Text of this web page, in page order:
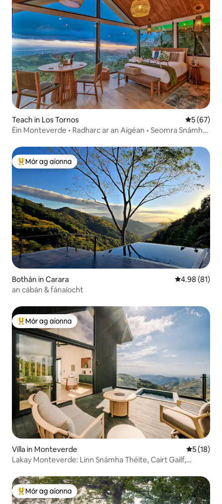
Teach in Los Tornos
5 (67)
Éin Monteverde • Radharc ar an Aigéan • Seomra Snámha
An-mhór ag aíonna
Mór ag aíonna
Bothán in Carara Meánrátáil
4.98 (81)
an cábán & fánaíocht
An-mhór ag aíonna
Mór ag aíonna
Villa in Monteverde
5 (18)
Lakay Monteverde: Linn Snámha Théite, Cairt Gailf,
An-mhór ag aíonna
Mór ag aíonna